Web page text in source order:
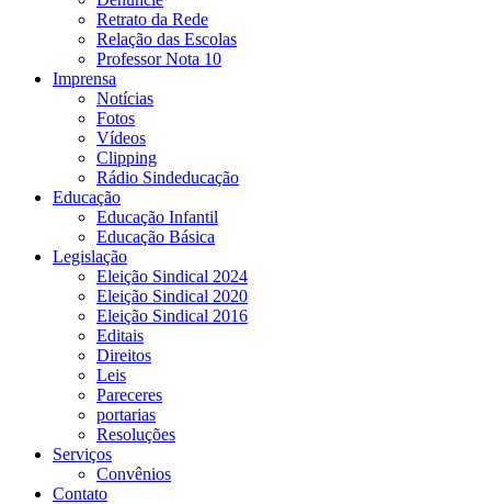
Retrato da Rede
Relação das Escolas
Professor Nota 10
Imprensa
Notícias
Fotos
Vídeos
Clipping
Rádio Sindeducação
Educação
Educação Infantil
Educação Básica
Legislação
Eleição Sindical 2024
Eleição Sindical 2020
Eleição Sindical 2016
Editais
Direitos
Leis
Pareceres
portarias
Resoluções
Serviços
Convênios
Contato